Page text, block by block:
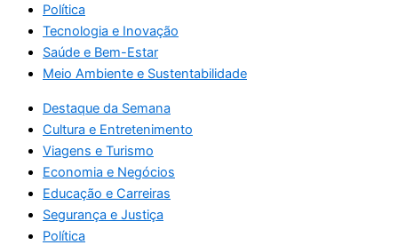
Política
Tecnologia e Inovação
Saúde e Bem-Estar
Meio Ambiente e Sustentabilidade
Destaque da Semana
Cultura e Entretenimento
Viagens e Turismo
Economia e Negócios
Educação e Carreiras
Segurança e Justiça
Política